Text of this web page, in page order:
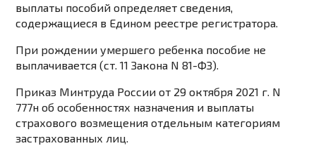
выплаты пособий определяет сведения,
содержащиеся в Едином реестре регистратора.
При рождении умершего ребенка пособие не
выплачивается (ст. 11 Закона N 81-ФЗ).
Приказ Минтруда России от 29 октября 2021 г. N
777н об особенностях назначения и выплаты
страхового возмещения отдельным категориям
застрахованных лиц.